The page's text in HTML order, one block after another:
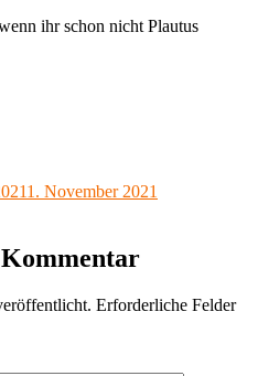
ihr schon nicht Plautus
1. November 2021
Kommentar
Erforderliche Felder